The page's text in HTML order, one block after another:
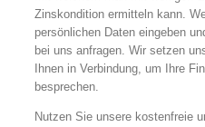
Zinskondition ermitteln kann.
persönlichen Daten eingeben
bei uns anfragen. Wir setzen
Ihnen in Verbindung, um Ihre
besprechen.
Nutzen Sie unsere kostenfreie